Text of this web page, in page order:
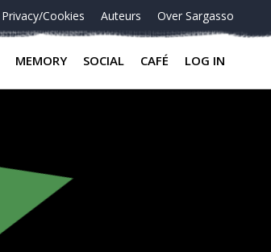
Privacy/Cookies Auteurs Over Sargasso
MEMORY SOCIAL CAFÉ LOG IN